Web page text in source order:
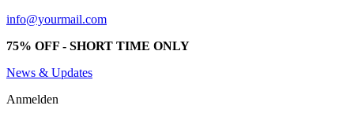
info@yourmail.com
75% OFF - SHORT TIME ONLY
News & Updates
Anmelden